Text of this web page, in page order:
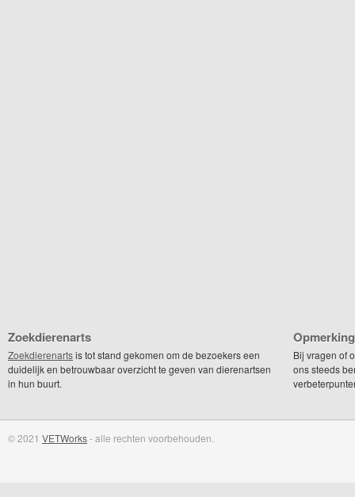
Zoekdierenarts
Zoekdierenartsis tot stand gekomen om de bezoekers een
duidelijk en betrouwbaar overzicht te geven van dierenartsen
in hun buurt.
Bij vragen of
ons steeds
© 2021 VETWorks- alle rechten voorbehouden.